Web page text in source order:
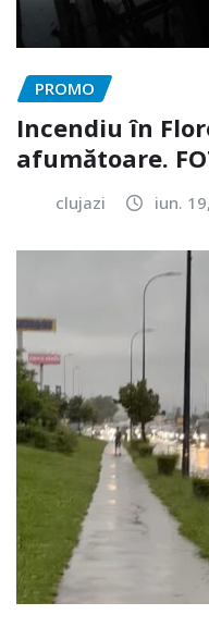
PROMO
Incendiu în
afumătoare.
clujazi iun.